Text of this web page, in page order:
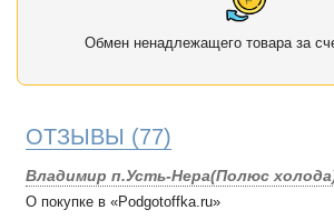
Обмен ненадлежащего товара за
ОТЗЫВЫ (77)
Владимир п.Усть-Нера(Полюс
О покупке в «Podgotoffka.ru»